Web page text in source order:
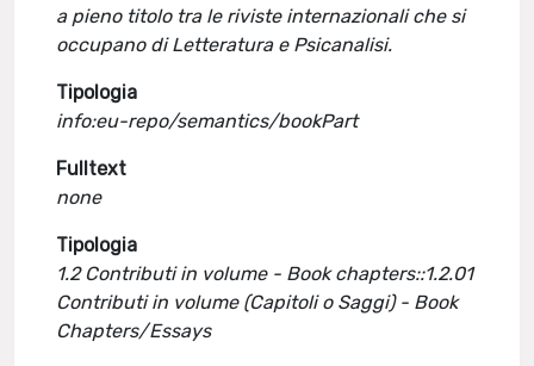
a pieno titolo tra le riviste internazionali che si
occupano di Letteratura e Psicanalisi.
Tipologia
info:eu-repo/semantics/bookPart
Fulltext
none
Tipologia
1.2 Contributi in volume - Book chapters::1.2.01
Contributi in volume (Capitoli o Saggi) - Book
Chapters/Essays